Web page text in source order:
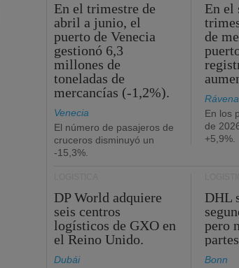
En el trimestre de
abril a junio, el
puerto de Venecia
gestionó 6,3
millones de
toneladas de
mercancías (-1,2%).
Venecia
El número de pasajeros de
cruceros disminuyó un
-15,3%.
En el
de
Rávena
En los
de
+5,9%.
DP World adquiere
seis centros
logísticos de GXO en
el Reino Unido.
Dubái
DHL
pero
Bonn